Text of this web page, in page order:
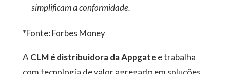
simplificam a conformidade.
*Fonte: Forbes Money
A CLM é distribuidora da Appgate e trabalha